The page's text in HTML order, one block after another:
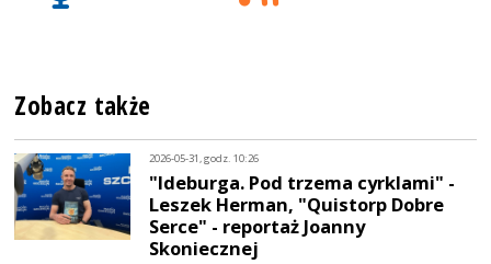
Zobacz także
2026-05-31, godz. 10:26
"Ideburga. Pod trzema cyrklami" -
Leszek Herman, "Quistorp Dobre
Serce" - reportaż Joanny
Skoniecznej